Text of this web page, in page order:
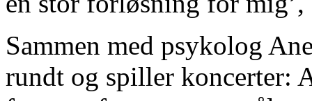
Sammen med psykolog
rundt og spiller koncerter: